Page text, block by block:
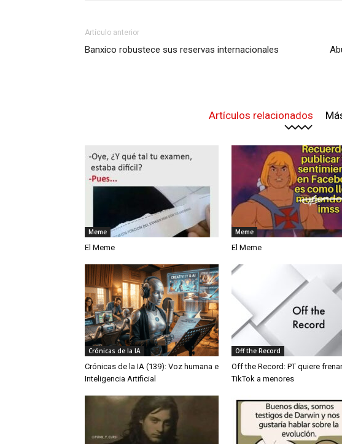
Artículo anterior
Banxico robustece sus reservas internacionales
Artículos relacionados
Meme
El Meme
Meme
El Meme
Crónicas de la IA
Crónicas de la IA (139): Voz humana e
Inteligencia Artificial
Off the Record
Off the Record: PT quiere frenar
TikTok a menores